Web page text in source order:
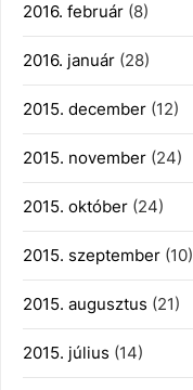
2016. február (8)
2016. január (28)
2015. december (12)
2015. november (24)
2015. október (24)
2015. szeptember (10)
2015. augusztus (21)
2015. július (14)